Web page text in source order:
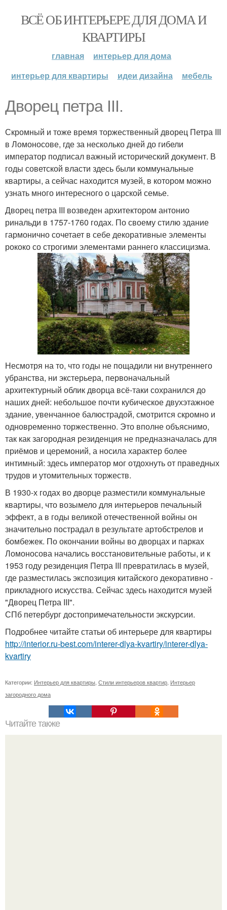
ВСЁ ОБ ИНТЕРЬЕРЕ ДЛЯ ДОМА И
КВАРТИРЫ
главная
интерьер для дома
интерьер для квартиры
идеи дизайна мебель
Дворец петра III.
Скромный и тоже время торжественный дворец Петра III
в Ломоносове, где за несколько дней до гибели
император подписал важный исторический документ. В
годы советской власти здесь были коммунальные
квартиры, а сейчас находится музей, в котором можно
узнать много интересного о царской семье.
Дворец петра III возведен архитектором антонио
ринальди в 1757-1760 годах. По своему стилю здание
гармонично сочетает в себе декоративные элементы
рококо со строгими элементами раннего классицизма.
Несмотря на то, что годы не пощадили ни внутреннего
убранства, ни экстерьера, первоначальный
архитектурный облик дворца всё-таки сохранился до
наших дней: небольшое почти кубическое двухэтажное
здание, увенчанное балюстрадой, смотрится скромно и
одновременно торжественно. Это вполне объяснимо,
так как загородная резиденция не предназначалась для
приёмов и церемоний, а носила характер более
интимный: здесь император мог отдохнуть от праведных
трудов и утомительных торжеств.
В 1930-х годах во дворце разместили коммунальные
квартиры, что возымело для интерьеров печальный
эффект, а в годы великой отечественной войны он
значительно пострадал в результате артобстрелов и
бомбежек. По окончании войны во дворцах и парках
Ломоносова начались восстановительные работы, и к
1953 году резиденция Петра III превратилась в музей,
где разместилась экспозиция китайского декоративно -
прикладного искусства. Сейчас здесь находится музей
"Дворец Петра III".
СПб петербург достопримечательности экскурсии.
Подробнее читайте статьи об интерьере для квартиры
http://interior.ru-best.com/interer-dlya-kvartiry/interer-dlya-
kvartiry
Категории: Интерьер для квартиры, Стили интерьеров квартир, Интерьер
загородного дома
Читайте также